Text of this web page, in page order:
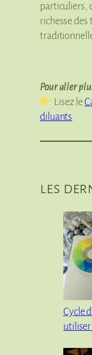
particuliers,
richesse
Pour aller
Lisez le
diluants
les
Cycle